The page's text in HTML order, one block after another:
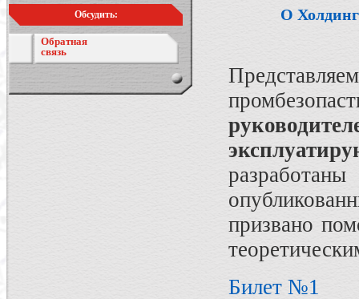
Обсудить:
Обратная
связь
О
призвано
Билет №1